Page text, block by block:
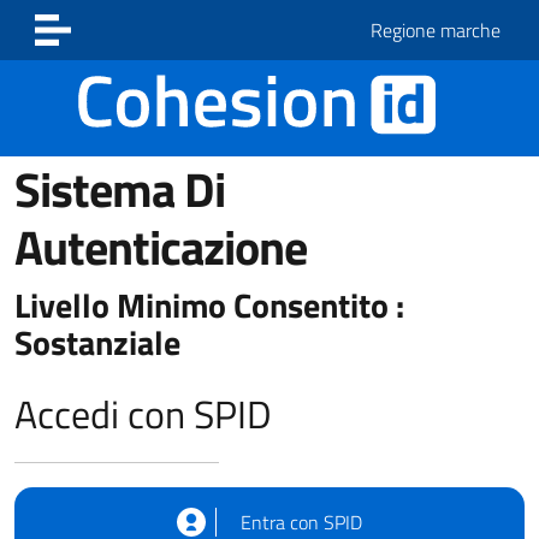
Vai ai contenuti
Vai al footer
Regione marche
Sistema Di
Autenticazione
Livello Minimo Consentito :
Sostanziale
Accedi con SPID
Entra con SPID